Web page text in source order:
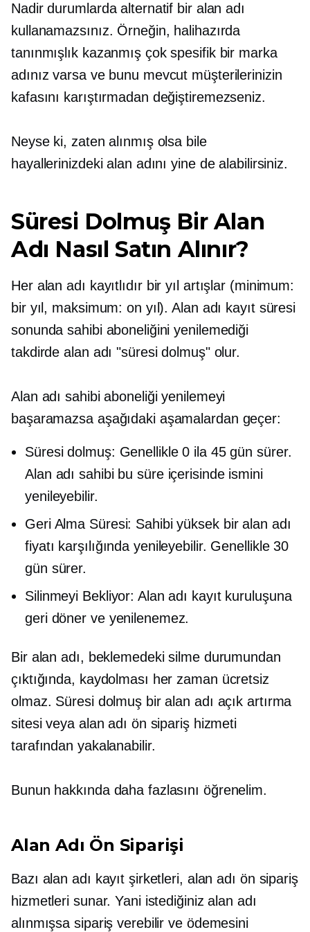
Nadir durumlarda alternatif bir alan adı
kullanamazsınız. Örneğin, halihazırda
tanınmışlık kazanmış çok spesifik bir marka
adınız varsa ve bunu mevcut müşterilerinizin
kafasını karıştırmadan değiştiremezseniz.
Neyse ki, zaten alınmış olsa bile
hayallerinizdeki alan adını yine de alabilirsiniz.
Süresi Dolmuş Bir Alan
Adı Nasıl Satın Alınır?
Her alan adı kayıtlıdır bir yıl artışlar (minimum:
bir yıl, maksimum: on yıl). Alan adı kayıt süresi
sonunda sahibi aboneliğini yenilemediği
takdirde alan adı "süresi dolmuş" olur.
Alan adı sahibi aboneliği yenilemeyi
başaramazsa aşağıdaki aşamalardan geçer:
Süresi dolmuş: Genellikle 0 ila 45 gün sürer.
Alan adı sahibi bu süre içerisinde ismini
yenileyebilir.
Geri Alma Süresi: Sahibi yüksek bir alan adı
fiyatı karşılığında yenileyebilir. Genellikle 30
gün sürer.
Silinmeyi Bekliyor: Alan adı kayıt kuruluşuna
geri döner ve yenilenemez.
Bir alan adı, beklemedeki silme durumundan
çıktığında, kaydolması her zaman ücretsiz
olmaz. Süresi dolmuş bir alan adı açık artırma
sitesi veya alan adı ön sipariş hizmeti
tarafından yakalanabilir.
Bunun hakkında daha fazlasını öğrenelim.
Alan Adı Ön Siparişi
Bazı alan adı kayıt şirketleri, alan adı ön sipariş
hizmetleri sunar. Yani istediğiniz alan adı
alınmışsa sipariş verebilir ve ödemesini